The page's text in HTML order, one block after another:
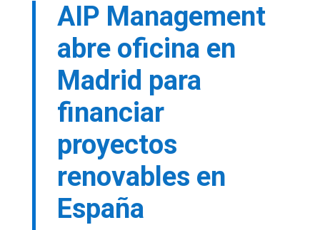
AIP Management
abre oficina en
Madrid para
financiar
proyectos
renovables en
España